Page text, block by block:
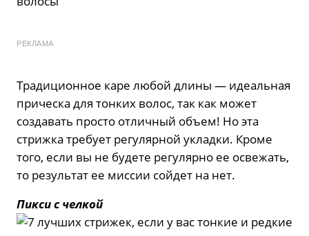
РЕКЛАМА
Традиционное каре любой длины — идеальная
прическа для тонких волос, так как может
создавать просто отличный объем! Но эта
стрижка требует регулярной укладки. Кроме
того, если вы не будете регулярно ее освежать,
то результат ее миссии сойдет на нет.
Пикси с челкой